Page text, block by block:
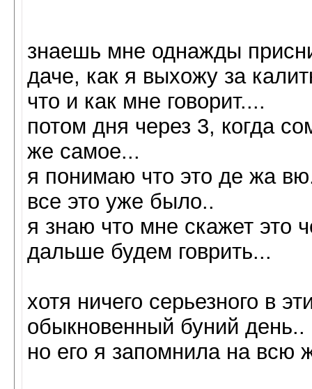
знаешь мне однажды
даче, как я выхожу за
что и как мне говорит....
потом дня через 3, когда
же самое...
я понимаю что это де жа
все это уже было..
я знаю что мне скажет это
дальше будем говрить...
хотя ничего серьезного в
обыкновенный буний день..
но его я запомнила на всю